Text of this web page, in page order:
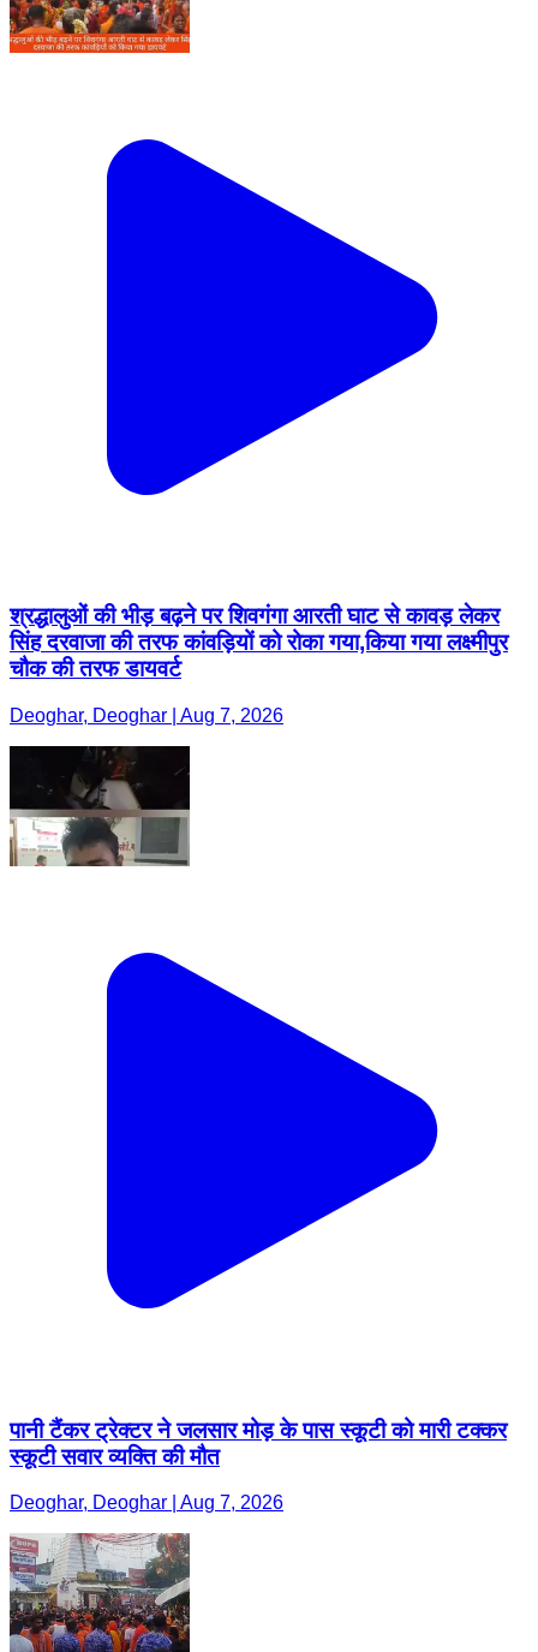
श्रद्धालुओं की भीड़ बढ़ने पर शिवगंगा आरती घाट से कावड़ लेकर
सिंह दरवाजा की तरफ कांवड़ियों को रोका गया,किया गया लक्ष्मीपुर
चौक की तरफ डायवर्ट
Deoghar, Deoghar | Aug 7, 2026
पानी टैंकर ट्रेक्टर ने जलसार मोड़ के पास स्कूटी को मारी टक्कर
स्कूटी सवार व्यक्ति की मौत
Deoghar, Deoghar | Aug 7, 2026